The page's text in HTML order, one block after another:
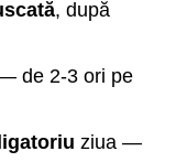
, după
de 2-3 ori pe
ziua —